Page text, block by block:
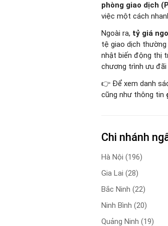
phòng giao dịch
việc một cách
Ngoài ra, tỷ giá
tệ giao dịch thường
nhật biến động thị
chương trình ưu
👉 Để xem danh
cũng như thông tin
Chi nhánh
Hà Nội (196)
Gia Lai (28)
Bắc Ninh (22)
Ninh Bình (20)
Quảng Ninh (19)